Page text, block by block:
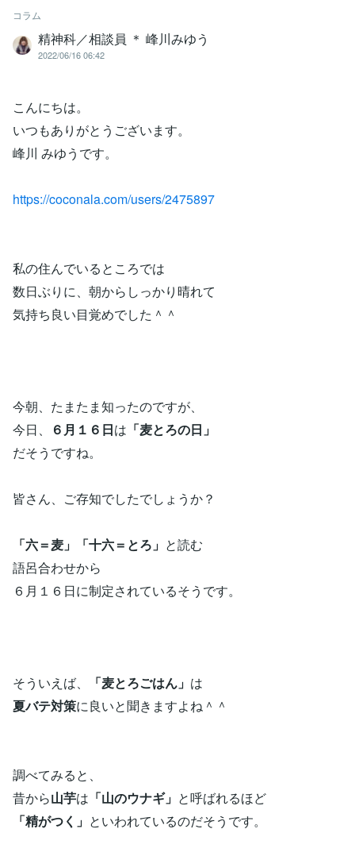
コラム
精神科／相談員 ＊ 峰川みゆう
2022/06/16 06:42
こんにちは。
いつもありがとうございます。
峰川 みゆうです。
https://coconala.com/users/2475897
私の住んでいるところでは
数日ぶりに、朝からしっかり晴れて
気持ち良い目覚めでした＾＾
今朝、たまたま知ったのですが、
今日、
６月１６日は 「麦とろの日」
だそうですね。
皆さん、ご存知でしたでしょうか？
「六＝麦」「十六＝とろ」 と読む
語呂合わせから
６月１６日に制定されているそうです。
そういえば、 「麦とろごはん」 は
夏バテ対策に良いと聞きますよね＾＾
調べてみると、
昔から山芋は 「山のウナギ」 と呼ばれるほど
「精がつく」 といわれているのだそうです。